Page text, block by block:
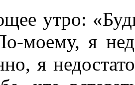
утро:
моему, я
я